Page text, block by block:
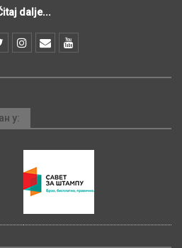
dalje...
у: